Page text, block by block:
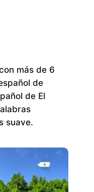
más de 6
de
de El
suave.